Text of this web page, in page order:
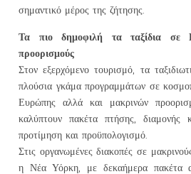
σημαντικό μέρος της ζήτησης.
Τα πιο δημοφιλή τα ταξίδια σε
προορισμούς
Στον εξερχόμενο τουρισμό, τα
πλούσια γκάμα προγραμμάτων σε
Ευρώπης αλλά και μακρινών
καλύπτουν πακέτα πτήσης, διαμονής
προτίμηση και προϋπολογισμό.
Στις οργανωμένες διακοπές σε
η Νέα Υόρκη, με δεκαήμερα